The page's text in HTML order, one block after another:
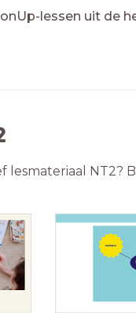
lessen uit de
lesmateriaal NT2?